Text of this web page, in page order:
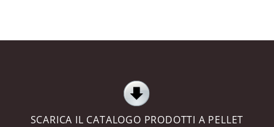
SCARICA IL CATALOGO PRODOTTI A PELLET